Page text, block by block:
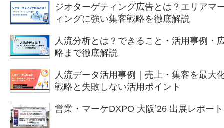
ジオターゲティング広告とは？エリアマ
ィングに強い集客戦略を徹底解説
人流分析とは？できること・活用事例・
略まで徹底解説
人流データ活用事例｜売上・集客を最大
戦略と失敗しない活用ポイント
営業・マーケDXPO 大阪ʼ26 出展レポー